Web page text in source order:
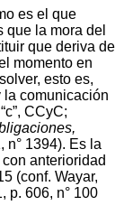
es el que
la mora del
que deriva de
momento en
esto es,
comunicación
CCyC;
n° 1394). Es la
anterioridad
(conf. Wayar,
p. 606, n° 100